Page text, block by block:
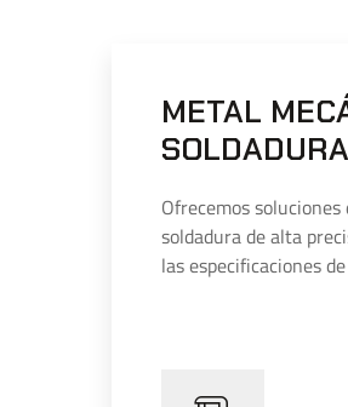
METAL
SOLDADURA
Ofrecemos
soldadura de alta
las especificaciones